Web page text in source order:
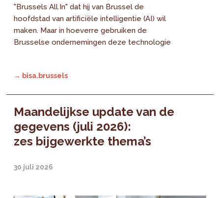
"Brussels All.In" dat hij van Brussel de
hoofdstad van artificiële intelligentie (AI) wil
maken. Maar in hoeverre gebruiken de
Brusselse ondernemingen deze technologie
→ bisa.brussels
Maandelijkse update van de
gegevens (juli 2026):
zes bijgewerkte thema’s
30 juli 2026